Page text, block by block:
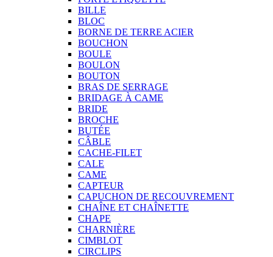
BILLE
BLOC
BORNE DE TERRE ACIER
BOUCHON
BOULE
BOULON
BOUTON
BRAS DE SERRAGE
BRIDAGE À CAME
BRIDE
BROCHE
BUTÉE
CÂBLE
CACHE-FILET
CALE
CAME
CAPTEUR
CAPUCHON DE RECOUVREMENT
CHAÎNE ET CHAÎNETTE
CHAPE
CHARNIÈRE
CIMBLOT
CIRCLIPS